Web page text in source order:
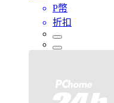
P幣
折扣